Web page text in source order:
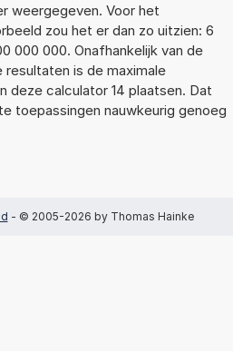
weergegeven. Voor het
zou het er dan zo uitzien: 6
000 000. Onafhankelijk van de
is de maximale
deze calculator 14 plaatsen. Dat
toepassingen nauwkeurig genoeg
- © 2005-2026 by Thomas Hainke